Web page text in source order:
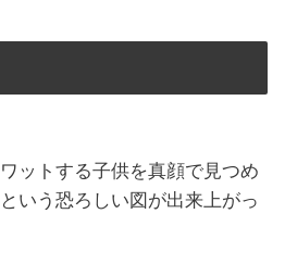
ットする子供を真顔で見つめ
いう恐ろしい図が出来上がっ